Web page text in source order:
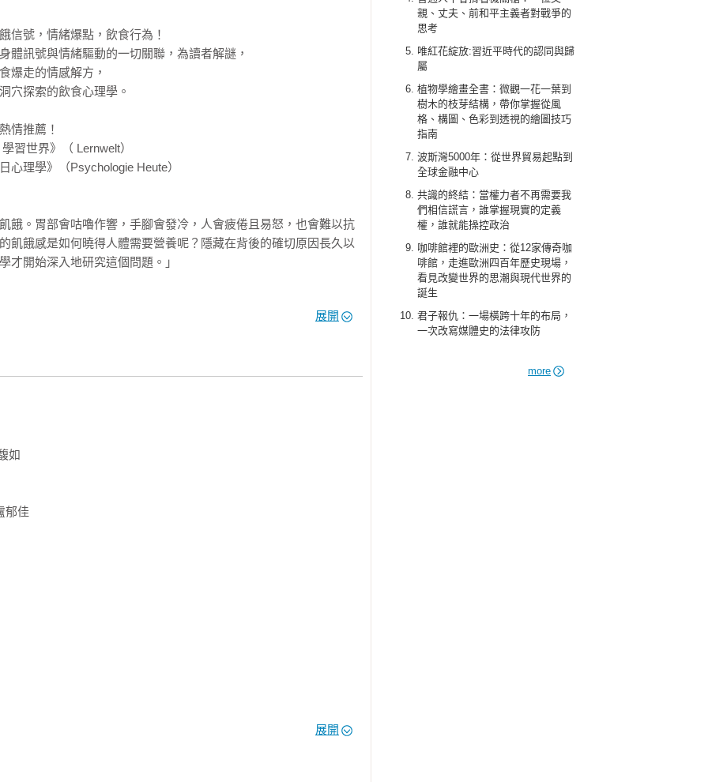
親、丈夫、前和平主義者對戰爭的
思考
唯紅花綻放:習近平時代的認同與歸
屬
植物學繪畫全書：微觀一花一葉到
樹木的枝芽結構，帶你掌握從風
格、構圖、色彩到透視的繪圖技巧
指南
波斯灣5000年：從世界貿易起點到
全球金融中心
共識的終結：當權力者不再需要我
們相信謊言，誰掌握現實的定義
權，誰就能操控政治
咖啡館裡的歐洲史：從12家傳奇咖
啡館，走進歐洲四百年歷史現場，
看見改變世界的思潮與現代世界的
誕生
君子報仇：一場橫跨十年的布局，
一次改寫媒體史的法律攻防
more
信號，情緒爆點，飲食行為！
體訊號與情緒驅動的一切關聯，為讀者解謎，
爆走的情感解方，
穴探索的飲食心理學。
情推薦！
習世界》（ Lernwelt）
心理學》（Psychologie Heute）
餓。胃部會咕嚕作響，手腳會發冷，人會疲倦且易怒，也會難以抗
飢餓感是如何曉得人體需要營養呢？隱藏在背後的確切原因長久以
才開始深入地研究這個問題。」
人類情感的飲食故事，掀開奧秘盒子，從人類發出飢餓信號，到為
題與情緒解法，想改變飲食，還是想改變心情，先從兩者相互關聯
有趣的方式為讀者深入闡釋，飲食行為背後的情緒洞穴！到底是什
的飲食行為受什麼影響，以及哪些飲食行為又會對未來造成影響，
享受的心理學！
策略才能解決。」
展開
如
郁佳
展開